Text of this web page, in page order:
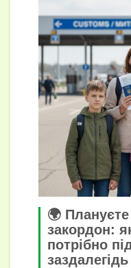
🌍 Плануєте
закордон:
потрібно